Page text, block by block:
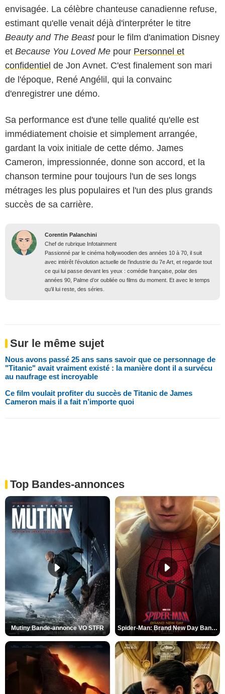
envisagée. La célèbre chanteuse canadienne refuse,
estimant qu'elle venait déjà d'interpréter le titre
Beauty and The Beastpour le film d'animation Disney
et Because You Loved Me pour Personnel et
confidentiel de Jon Avnet. C'est finalement son mari
de l'époque, René Angélil, qui la convainc
d'enregistrer une démo.
Sa performance est d'une telle qualité qu'elle est
immédiatement choisie et simplement arrangée,
gardant la voix initiale de cette démo. James
Cameron, impressionnée, donne son accord, et la
chanson termine pour toujours l'un de ses longs
métrages les plus populaires et l'un des plus grands
succès de sa carrière.
Corentin Palanchini
Chef de rubrique Infotainment
Passionné par le cinéma hollywoodien des années 10 à 70, il suit
avec intérêt l’évolution actuelle de l’industrie du 7e Art, et regarde tout
ce qui lui passe devant les yeux : comédie française, polar des
années 90, Palme d’or oubliée ou films du moment. Et avec le temps
qu’il lui reste, des séries.
Sur le même sujet
Nous avons passé 25 ans sans savoir que ce personnage de
"Titanic" avait vraiment existé : la manière dont il a survécu
au naufrage est incroyable
Ce film voulait profiter du succès de Titanic de James
Cameron mais il a fait n’importe quoi
Top Bandes-annonces
Mutiny Bande-annonce VO STFR Spider-Man: Brand New Day Bande-annonce VO STFR